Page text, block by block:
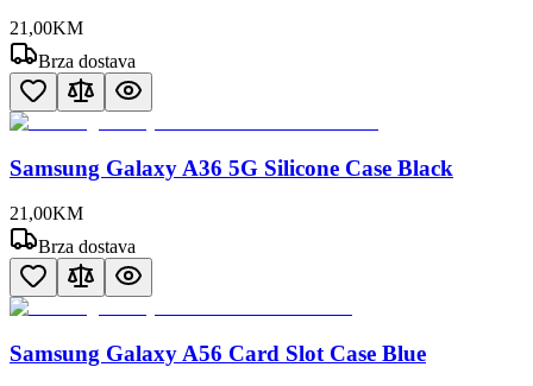
21 ,00KM
Brza dostava
Samsung Galaxy A36 5G Silicone Case Black
21,00KM
Brza dostava
Samsung Galaxy A56 Card Slot Case Blue